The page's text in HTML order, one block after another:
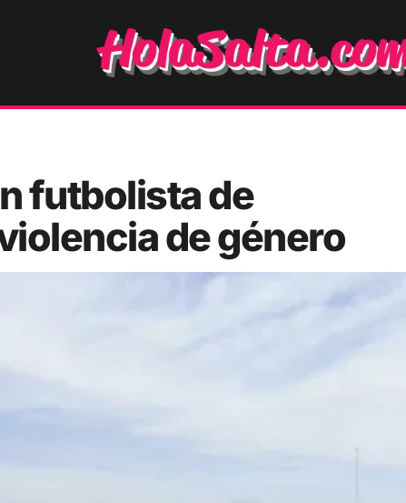
futbolista de
de género